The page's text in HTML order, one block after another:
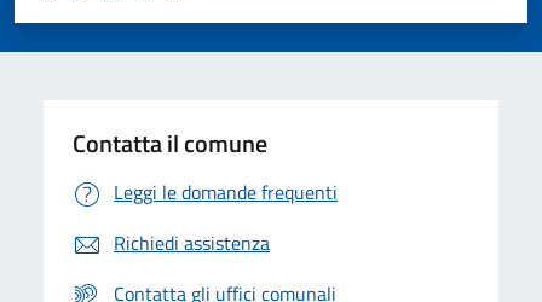
Valuta 5 stelle su 5
Valuta 4 stelle su 5
Valuta 3 stelle su 5
Valuta 2 stelle su 5
Valuta 1 stelle su 5
Contatta il comune
Leggi le domande frequenti
Richiedi assistenza
Contatta gli uffici comunali